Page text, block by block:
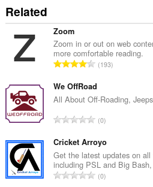
の
デ
ス
可
能
で
す。
こ
の
拡
張
Related
Zoom
Zoom in or out on web
more comfortable reading.
評
の
総
：
193
We OffRoad
All About Off-Roading,
評
の
総
数
：
0
Cricket Arroyo
Get the latest updates on
including PSL and Big
評
0